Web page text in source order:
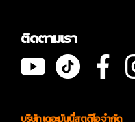
บริษัท เดอะมันนี่สตูดิโอ จำกัด
ติดตามเรา